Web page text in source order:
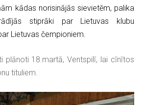
kādas norisinājās sievietēm, palika
stiprāki par Lietuvas klubu
Lietuvas čempioniem.
plānoti 18.martā, Ventspilī, lai cīnītos
tituliem.